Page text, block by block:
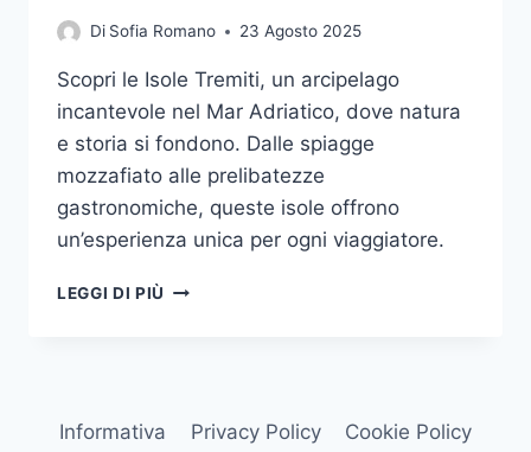
Di Sofia Romano 23 Agosto 2025
Scopri le Isole Tremiti, un arcipelago
incantevole nel Mar Adriatico, dove natura
e storia si fondono. Dalle spiagge
mozzafiato alle prelibatezze
gastronomiche, queste isole offrono
un’esperienza unica per ogni viaggiatore.
LEGGI DI PIÙ
SCOPRIRE
Informativa Privacy Policy Cookie Policy